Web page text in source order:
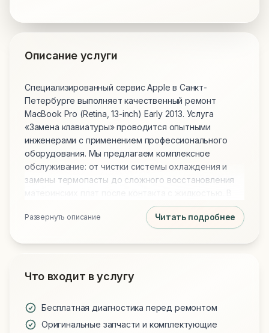
Описание услуги
Специализированный сервис Apple в Санкт-
Петербурге выполняет качественный ремонт
MacBook Pro (Retina, 13-inch) Early 2013. Услуга
«Замена клавиатуры» проводится опытными
инженерами с применением профессионального
оборудования. Мы предлагаем комплексное
обслуживание: от чистки системы охлаждения и
замены термопасты до сложного восстановления
нашем распоряжении всегда есть оригинальные
дисплейные модули, новые аккумуляторы и
гарантию на все запчасти и выполненные работы.
Развернуть описание Читать подробнее
Что входит в услугу
Бесплатная диагностика перед ремонтом
Оригинальные запчасти и комплектующие